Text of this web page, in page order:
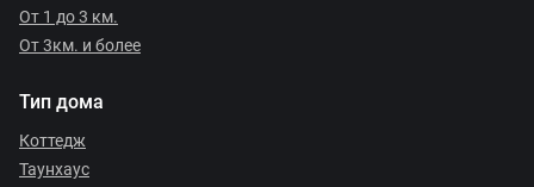
От 1 до 3 км.
От 3км. и более
Тип дома
Коттедж
Таунхаус